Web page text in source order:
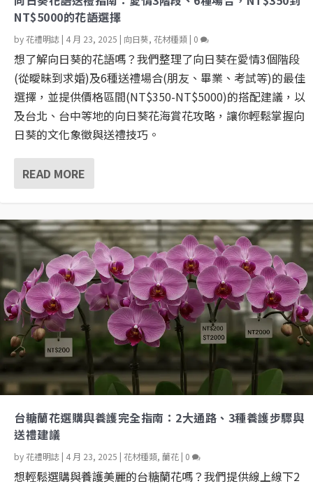
NT$5000的花語選擇
by花禮明誌 | 4 月 23, 2025 | 向日葵, 花材種類 | 0
想了解向日葵的花語嗎？我們整理了向日葵在愛情3個階段
(從曖昧到求婚)及6種送禮場合(朋友、畢業、考試等)的最佳
選擇，並提供價格區間(NT$350-NT$5000)的搭配建議，以
及台北、台中等地的向日葵花海賞花攻略，讓你輕鬆掌握向
日葵的文化象徵與送禮技巧。
READ MORE
台糖蘭花選購與養護完全指南：2大通路、3種養護步驟與
送禮建議
by花禮明誌 | 4 月 23, 2025 | 花材種類, 蘭花 | 0
想輕鬆選購與養護美麗的台糖蘭花嗎？我們提供線上線下2